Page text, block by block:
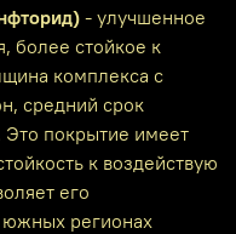
- улучшенное
более стойкое к
комплекса с
средний срок
Это покрытие имеет
к воздействую
его
регионах